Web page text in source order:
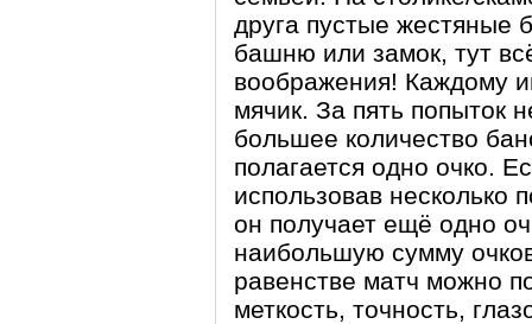
друга пустые жестяные
башню или замок, тут
воображения! Каждому
мячик. За пять попыток
большее количество
полагается одно очко.
использовав несколько
он получает ещё одно
наибольшую сумму
равенстве матч можно
меткость, точность,